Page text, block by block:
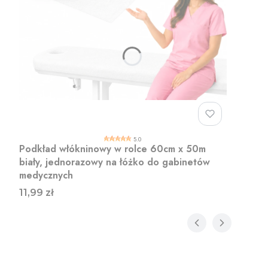
5.0
Podkład włókninowy w rolce 60cm x 50m
biały, jednorazowy na łóżko do gabinetów
medycznych
Cena
11,99 zł